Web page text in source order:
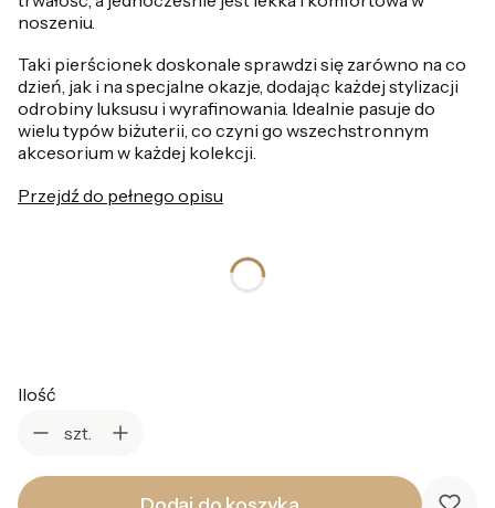
noszeniu.
Taki pierścionek doskonale sprawdzi się zarówno na co
dzień, jak i na specjalne okazje, dodając każdej stylizacji
odrobiny luksusu i wyrafinowania. Idealnie pasuje do
wielu typów biżuterii, co czyni go wszechstronnym
akcesorium w każdej kolekcji.
Przejdź do pełnego opisu
Ilość
szt.